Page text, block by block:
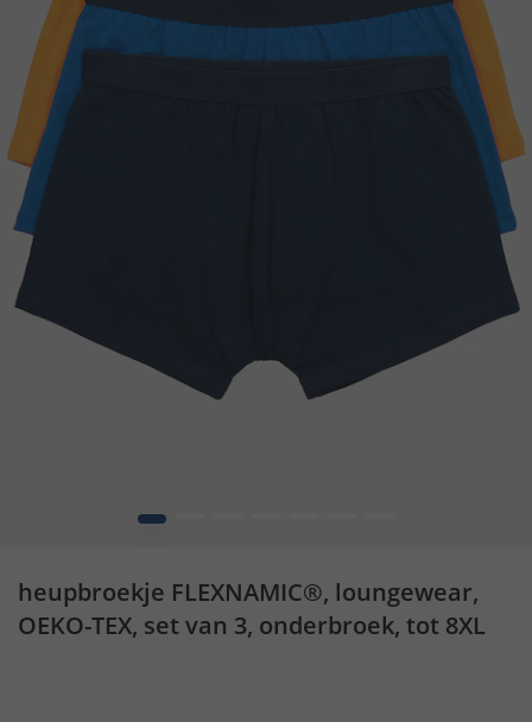
1
heupbroekje FLEXNAMIC®, loungewear,
OEKO-TEX, set van 3, onderbroek, tot 8XL